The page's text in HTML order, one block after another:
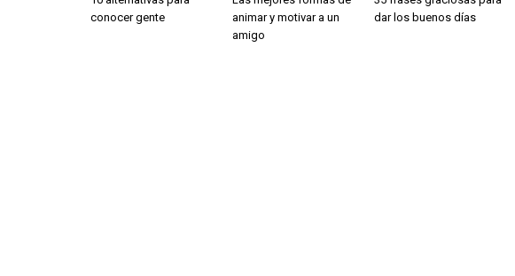
conocer gente
animar y motivar a un
amigo
dar los buenos días